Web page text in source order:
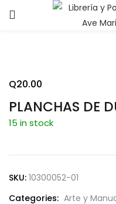
ENTRAR
Recuérdame
PLANCHAS DE
Q20.00
15 in stock
SKU: 10300052-01
Categories: Arte y